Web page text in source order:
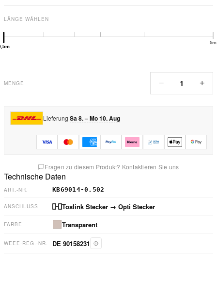
LÄNGE WÄHLEN
5m
MENGE − 1 +
Lieferung Sa 8. – Mo 10. Aug
Fragen zu diesem Produkt? Kontaktieren Sie uns
Technische Daten
ART.-NR. KB69014-0.502
ANSCHLUSS Toslink Stecker → Opti Stecker
FARBE Transparent
WEEE-REG.-NR. DE 90158231